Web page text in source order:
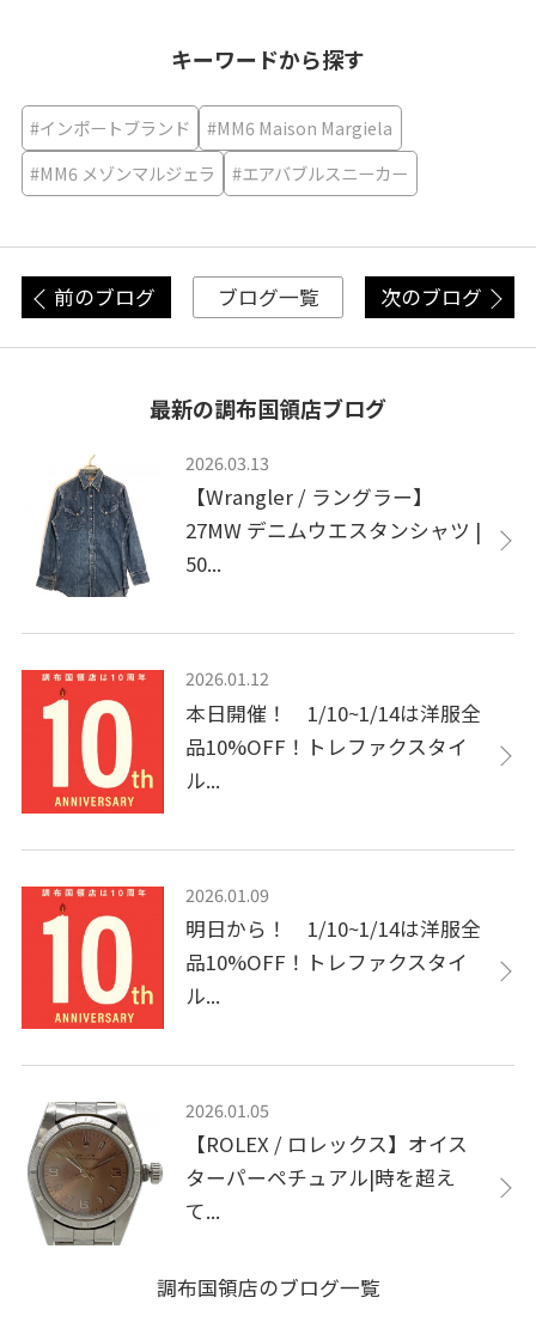
キーワードから探す
#インポートブランド
#MM6 Maison Margiela
#MM6 メゾンマルジェラ
#エアバブルスニーカー
前のブログ ブログ一覧 次のブログ
最新の調布国領店ブログ
2026.03.13
【Wrangler / ラングラー】
27MW デニムウエスタンシャツ |
50...
2026.01.12
本日開催！ 1/10~1/14は洋服全
品10%OFF！トレファクスタイ
ル...
2026.01.09
明日から！ 1/10~1/14は洋服全
品10%OFF！トレファクスタイ
ル...
2026.01.05
【ROLEX / ロレックス】オイス
ターパーペチュアル|時を超え
て...
調布国領店のブログ一覧